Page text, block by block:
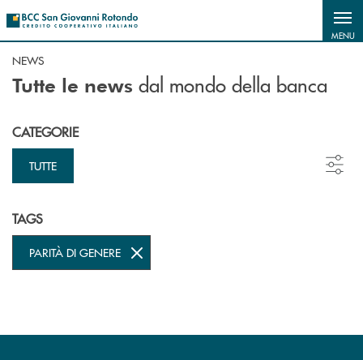
MENU
NEWS
Tutte le news dal mondo della banca
CATEGORIE
TUTTE
TAGS
PARITÀ DI GENERE